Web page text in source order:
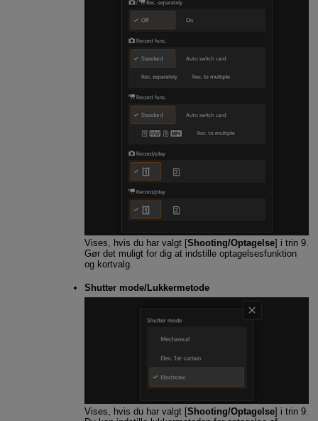
Vises, hvis du har valgt [Shooting/Optagelse] i trin 9.
Gør det muligt for dig at indstille optagelsesfunktion
og kortvalg.
Shutter mode/Lukkermetode
Vises, hvis du har valgt [Shooting/Optagelse] i trin 9.